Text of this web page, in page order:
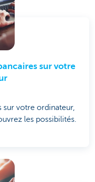
sur votre
sur votre ordinateur,
les possibilités.